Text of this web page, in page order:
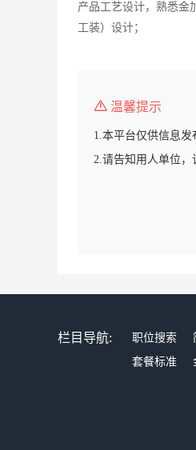
产品工艺设计，熟悉金
工装）设计；
温馨提示
1.本平台仅供信息发
2.请告知用人单位，
栏目导航: 职位搜索
套餐标准